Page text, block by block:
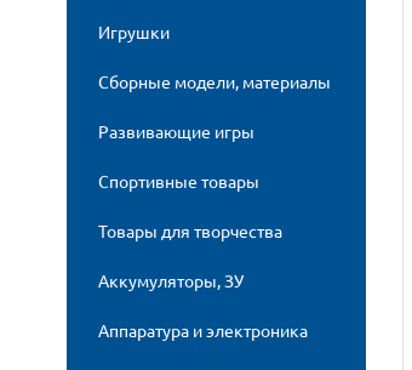
Игрушки
Сборные модели, материалы
Развивающие игры
Спортивные товары
Товары для творчества
Аккумуляторы, ЗУ
Аппаратура и электроника